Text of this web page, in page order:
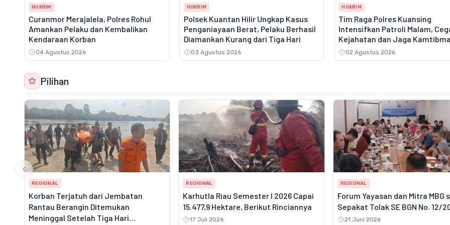
HUKRIM
Curanmor Merajalela, Polres Rohul
Amankan Pelaku dan Kembalikan
Kendaraan Korban
04 Agustus 2026
HUKRIM
Polsek Kuantan Hilir Ungkap Kasus
Penganiayaan Berat, Pelaku Berhasil
Diamankan Kurang dari Tiga Hari
03 Agustus 2026
HUKRIM
Tim Raga Polres Kuansing
Intensifkan Patroli Malam,
Kejahatan dan Jaga
02 Agustus 2026
Pilihan
REGIONAL
Korban Terjatuh dari Jembatan
Rantau Berangin Ditemukan
Meninggal Setelah Tiga Hari
REGIONAL
Karhutla Riau Semester I 2026 Capai
15.477,9 Hektare, Berikut Rinciannya
17 Juli 2026
REGIONAL
Forum Yayasan dan Mitra MBG
Sepakat Tolak SE BGN No. 12/
21 Juni 2026